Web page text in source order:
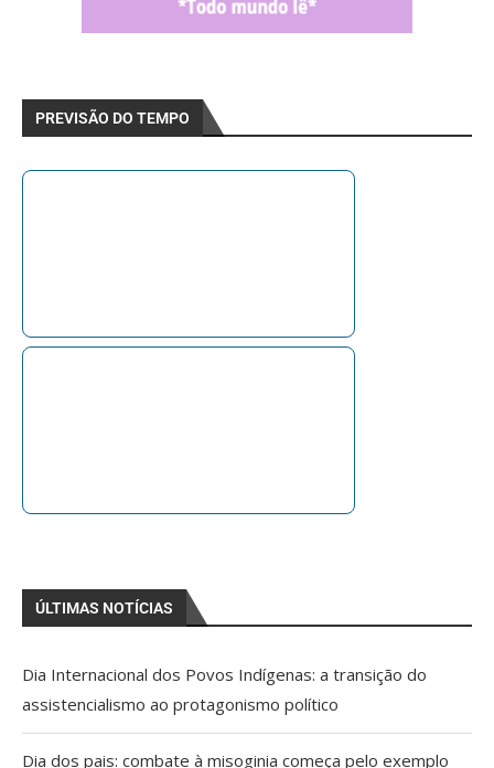
PREVISÃO DO TEMPO
ÚLTIMAS NOTÍCIAS
Dia Internacional dos Povos Indígenas: a transição do
assistencialismo ao protagonismo político
Dia dos pais: combate à misoginia começa pelo exemplo